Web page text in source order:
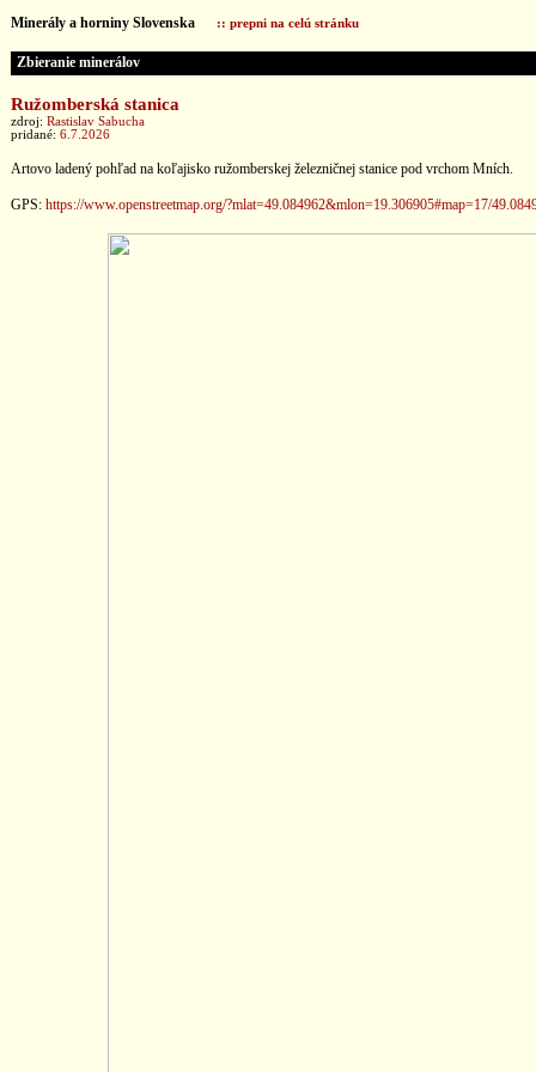
Minerály a horniny Slovenska :: prepni na celú stránku
Zbieranie minerálov
Ružomberská stanica
zdroj: Rastislav Sabucha
pridané: 6.7.2026
Artovo ladený pohľad na koľajisko ružomberskej železničnej stanice pod vrchom Mních.
GPS: https://www.openstreetmap.org/?mlat=49.084962&mlon=19.306905#map=17/